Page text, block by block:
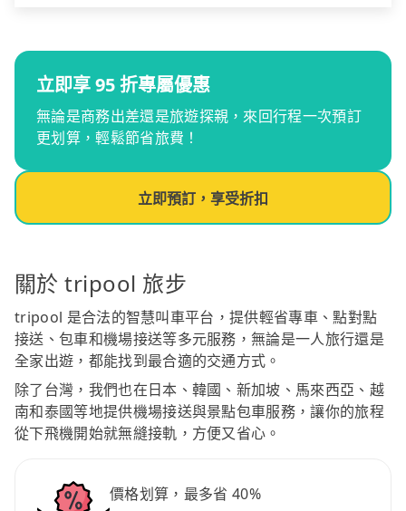
立即享 95 折專屬優惠
無論是商務出差還是旅遊探親，來回行程一次預訂
更划算，輕鬆節省旅費！
立即預訂，享受折扣
關於 tripool 旅步
tripool 是合法的智慧叫車平台，提供輕省專車、點對點
接送、包車和機場接送等多元服務，無論是一人旅行還是
全家出遊，都能找到最合適的交通方式。
除了台灣，我們也在日本、韓國、新加坡、馬來西亞、越
南和泰國等地提供機場接送與景點包車服務，讓你的旅程
從下飛機開始就無縫接軌，方便又省心。
價格划算，最多省 40%